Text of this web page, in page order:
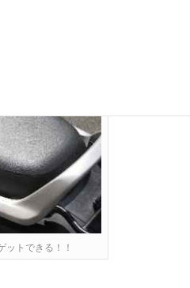
ットできる！！